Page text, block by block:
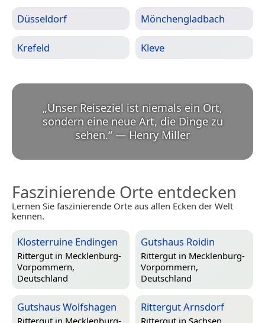
Düsseldorf Mönchengladbach
Krefeld Kleve
„Unser Reiseziel ist niemals ein Ort,
sondern eine neue Art, die Dinge zu
sehen.“ — Henry Miller
Faszinierende Orte entdecken
Lernen Sie faszinierende Orte aus allen Ecken der Welt
kennen.
Klosterruine Endingen
Rittergut in Mecklenburg-
Vorpommern,
Deutschland
Gutshaus Roidin
Rittergut in Mecklenburg-
Vorpommern,
Deutschland
Gutshaus Wolfshagen
Rittergut in Mecklenburg-
Rittergut Arnsdorf
Rittergut in Sachsen,